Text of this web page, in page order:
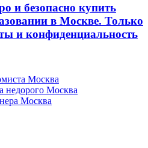
и безопасно купить
в Москве. Только
и конфиденциальность
Москва
недорого Москва
Москва